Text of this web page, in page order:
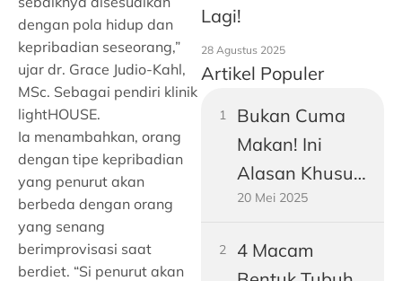
dengan pola hidup dan
kepribadian seseorang,”
ujar dr. Grace Judio-Kahl,
MSc. Sebagai pendiri klinik
lightHOUSE.
Ia menambahkan, orang
dengan tipe kepribadian
yang penurut akan
berbeda dengan orang
yang senang
berimprovisasi saat
berdiet. “Si penurut akan
Lagi!
28 Agustus 2025
Artikel Populer
Bukan Cuma
Makan! Ini
Alasan Khusus
Perut Pria
Gampang
20 Mei 2025
4 Macam